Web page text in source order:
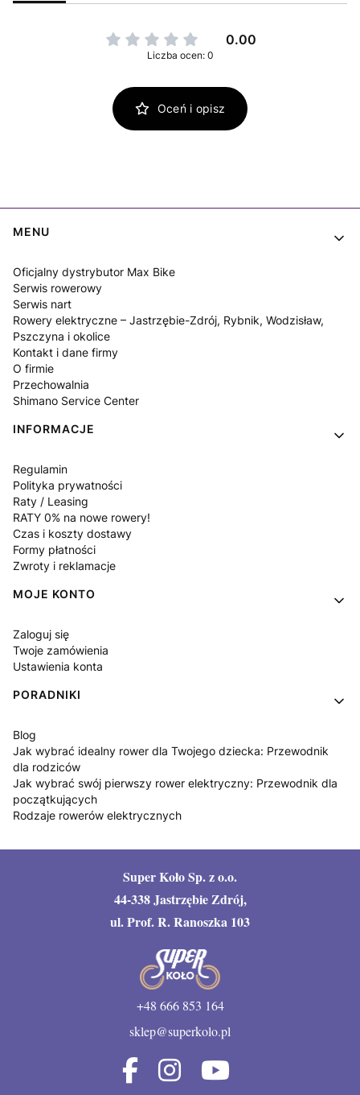
0.00
Liczba ocen: 0
Oceń i opisz
Linki w stopce
MENU
Oficjalny dystrybutor Max Bike
Serwis rowerowy
Serwis nart
Rowery elektryczne – Jastrzębie-Zdrój, Rybnik, Wodzisław,
Pszczyna i okolice
Kontakt i dane firmy
O firmie
Przechowalnia
Shimano Service Center
INFORMACJE
Regulamin
Polityka prywatności
Raty / Leasing
RATY 0% na nowe rowery!
Czas i koszty dostawy
Formy płatności
Zwroty i reklamacje
MOJE KONTO
Zaloguj się
Twoje zamówienia
Ustawienia konta
PORADNIKI
Blog
Jak wybrać idealny rower dla Twojego dziecka: Przewodnik
dla rodziców
Jak wybrać swój pierwszy rower elektryczny: Przewodnik dla
początkujących
Rodzaje rowerów elektrycznych
Super Koło Sp. z o.o.
44-338 Jastrzębie Zdrój,
ul. Prof. R. Ranoszka 103
+48 666 853 164
sklep@superkolo.pl